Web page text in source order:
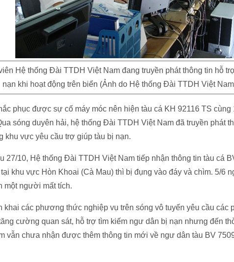
Hệ thống Đài TTDH Việt Nam đang truyền phát thông tin hỗ
nạn khi hoạt động trên biển (Ảnh do Hệ thống Đài TTDH Việt
phục được sự cố máy móc nên hiện tàu cá KH 92116 TS cùng
sóng duyên hải, hệ thống Đài TTDH Việt Nam đã truyền phát
khu vực yêu cầu trợ giúp tàu bị nạn.
27/10, Hệ thống Đài TTDH Việt Nam tiếp nhận thông tin tàu cá
khu vực Hòn Khoai (Cà Mau) thì bị đụng vào đáy và chìm. 5/6
một người mất tích.
khai các phương thức nghiệp vụ trên sóng vô tuyến yêu cầu các
cường quan sát, hỗ trợ tìm kiếm ngư dân bị nạn nhưng đến
vẫn chưa nhận được thêm thông tin mới về ngư dân tàu BV